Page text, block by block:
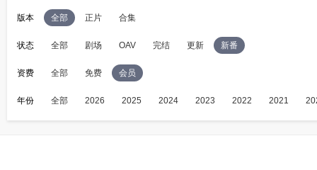
版本 全部 正片 合集
状态 全部 剧场 OAV 完结 更新 新番
资费 全部 免费 会员
年份 全部 2026 2025 2024 2023 2022 2021